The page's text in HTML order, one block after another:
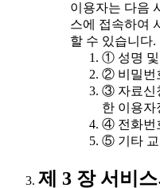
이용자는 다음
스에 접속하여
할 수 있습니다.
① 성명 및
② 비밀번
③ 자료신
한 이용자
④ 전화번
⑤ 기타 교
제 3 장 서비